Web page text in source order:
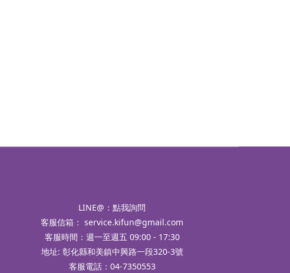
LINE@： 點我詢問
客服信箱： service.kifun@gmail.com
客服時間：週一至週五 09:00 - 17:30
地址: 彰化縣和美鎮中興路一段320-3號
客服電話：04-7350553